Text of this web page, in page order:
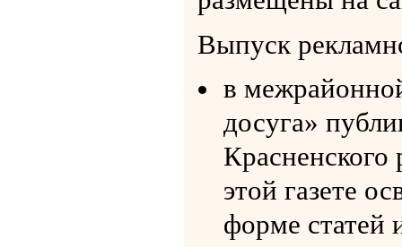
Выпуск
в
досуга»
Красненского
этой газете
форме статей